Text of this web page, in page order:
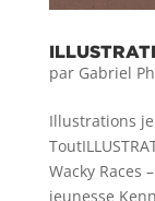
par Gabriel
Illustrations
Wacky Races
jeunesse